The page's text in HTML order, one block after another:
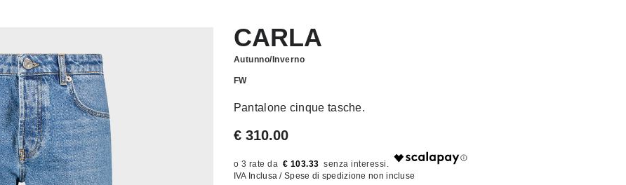
CARLA
Autunno/Inverno
FW
Pantalone cinque tasche.
€ 310.00
€ 103.33
IVA Inclusa / Spese di spedizione non incluse